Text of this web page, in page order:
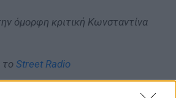
όμορφη κριτική Κωνσταντίνα
το Street Radio